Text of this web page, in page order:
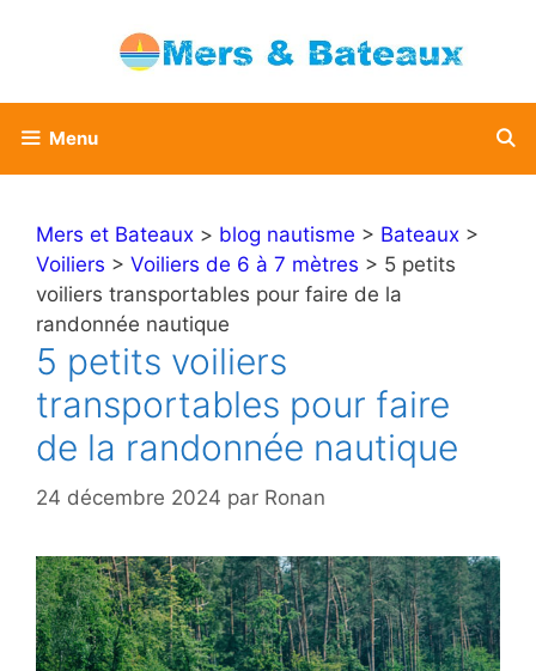
Menu
Mers et Bateaux > blog nautisme > Bateaux >
Voiliers > Voiliers de 6 à 7 mètres > 5 petits
voiliers transportables pour faire de la
randonnée nautique
5 petits voiliers
transportables pour faire
de la randonnée nautique
24 décembre 2024 par Ronan